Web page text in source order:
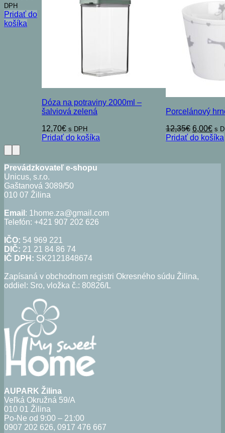
DPH
Pridať do
košíka
Dóza na potraviny 2000ml –
šalviová zelená
12,70€ s DPH
Pridať do košíka
Porcelánový
12,35€ Pôvodná
cena
6,00€ s
Pridať do košíka
Prevádzkovateľ e-shopu
Unicus, s.r.o.
Gaštanová 3089/50
010 07 Žilina
Email : 1home.za@gmail.com
Telefón: +421 907 202 626
IČO: 54 969 221
DIČ: 21 21 84 86 74
IČ DPH: SK2121848674
Zapísaná v obchodnom registri Okresného súdu Žilina,
oddiel: Sro, vložka č.: 80826/L
AUPARK Žilina
Veľká Okružná 59/A
010 01 Žilina
Po-Ne od 9:00 – 21:00
0907 202 626, 0917 476 667